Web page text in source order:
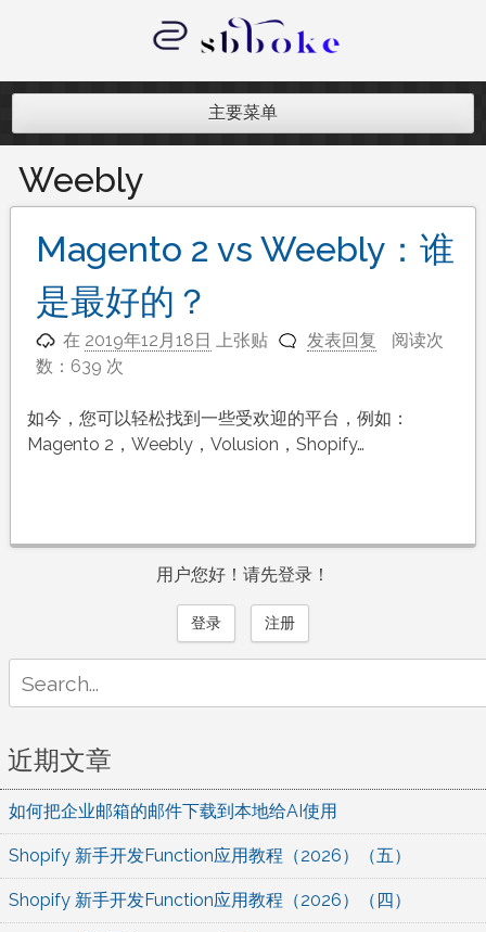
内
记录跨境电商独立站开发遇到的点点
主要菜单
Weebly
Magento 2 vs Weebly：谁
是最好的？
在 2019年12月18日 上张贴 发表回复
阅读次
数：639 次
如今，您可以轻松找到一些受欢迎的平台，例如：
Magento 2，Weebly，Volusion，Shopify…
用户您好！请先登录！
登录 注册
for:
近期文章
如何把企业邮箱的邮件下载到本地给AI使用
Shopify 新手开发Function应用教程（2026）（五）
Shopify 新手开发Function应用教程（2026）（四）